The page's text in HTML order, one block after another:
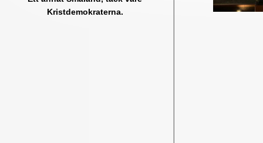
Kristdemokraterna.